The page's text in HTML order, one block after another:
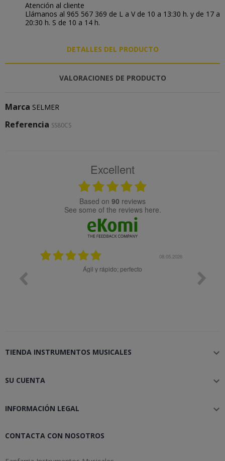
Atención al cliente
Llámanos al 965 567 369 de L a V de 10 a 13:30 h. y de 17 a
20:30 h. S de 10 a 14 h.
DETALLES DEL PRODUCTO
VALORACIONES DE PRODUCTO
Marca SELMER
Referencia SS80CS
Excellent
based on 90 reviews
see some of the reviews here.
08.05.2026
Ágil y rápido; perfecto
TIENDA INSTRUMENTOS MUSICALES 
SU CUENTA 
INFORMACIÓN LEGAL 
CONTACTA CON NOSOTROS